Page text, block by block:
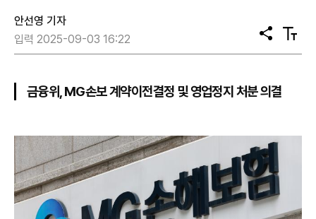
안선영 기자
입력 2025-09-03 16:22
공
유
텍
스
금융위, MG손보 계약이전결정 및 영업정지 처분 의결